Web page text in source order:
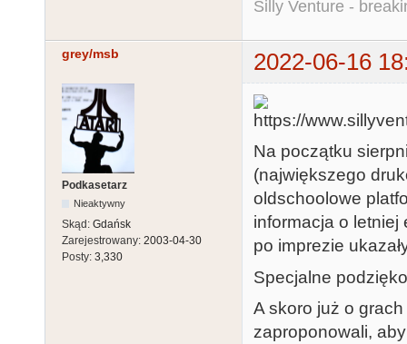
Silly Venture -
grey/msb 2022-06-16
Podkasetarz
Nieaktywny
Skąd: Gdańsk
Zarejestrowany: 2003-04-30
Posty: 3,330
Na początku
(największego
oldschoolowe
informacja o
po imprezie
Specjalne
A skoro już o
zaproponowali,